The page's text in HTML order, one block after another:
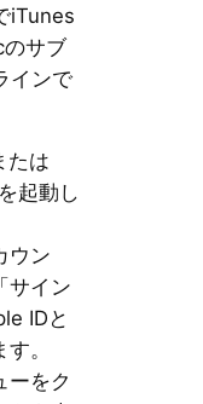
iTunes
サブ
インで
たは
を起動し
ウン
サイン
IDと
。
ーをク